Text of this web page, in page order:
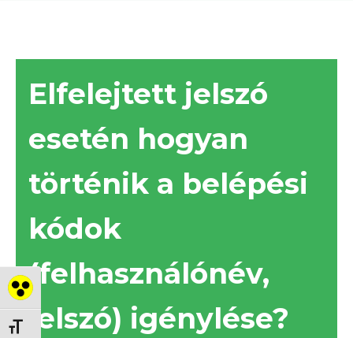
Nagy kontraszt váltása
Betűméret váltása
Elfelejtett jelszó
esetén hogyan
történik a belépési
kódok
(felhasználónév,
jelszó) igénylése?